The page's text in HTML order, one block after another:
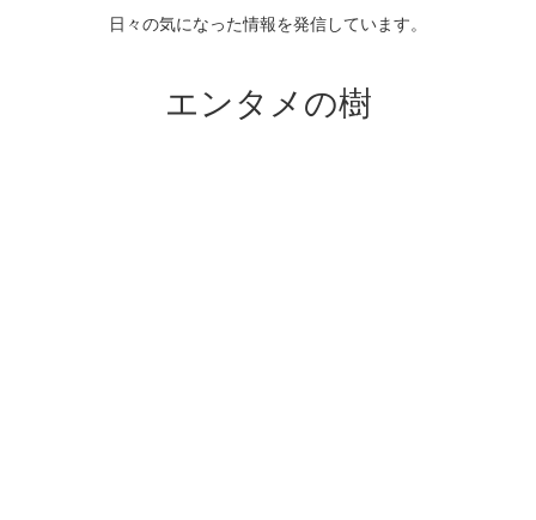
日々の気になった情報を発信しています。
エンタメの樹